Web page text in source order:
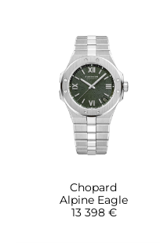
Chopard
Alpine Eagle
13 398 €